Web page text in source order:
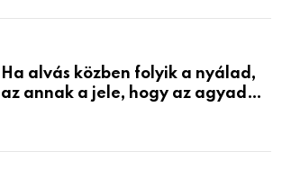
életemet
Ha alvás közben folyik a nyálad,
az annak a jele, hogy az agyad…